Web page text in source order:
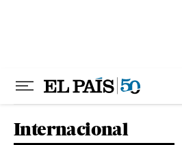
Internacional